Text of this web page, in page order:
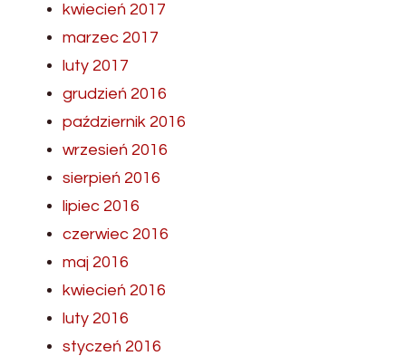
kwiecień 2017
marzec 2017
luty 2017
grudzień 2016
październik 2016
wrzesień 2016
sierpień 2016
lipiec 2016
czerwiec 2016
maj 2016
kwiecień 2016
luty 2016
styczeń 2016